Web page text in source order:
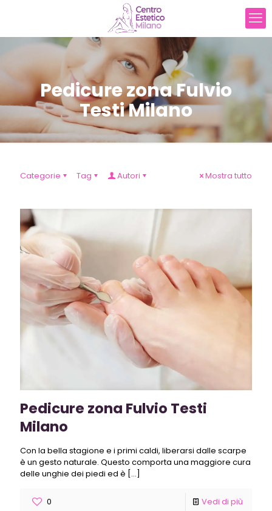
Pedicure zona Fulvio
Testi Milano
Categorie Tag Autori Mostra tutto
Pedicure zona Fulvio Testi
Milano
Con la bella stagione e i primi caldi, liberarsi dalle scarpe
è un gesto naturale. Questo comporta una maggiore cura
delle unghie dei piedi ed è […]
0 Vedi di più